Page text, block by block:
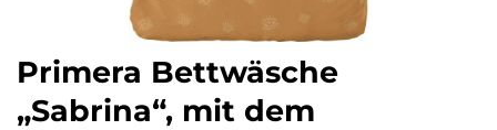
Primera Bettwäsche
„Sabrina“, mit dem